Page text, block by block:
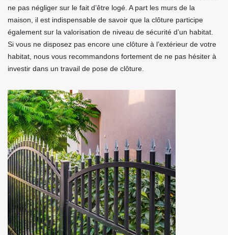
ne pas négliger sur le fait d’être logé. A part les murs de la
maison, il est indispensable de savoir que la clôture participe
également sur la valorisation de niveau de sécurité d’un habitat.
Si vous ne disposez pas encore une clôture à l’extérieur de votre
habitat, nous vous recommandons fortement de ne pas hésiter à
investir dans un travail de pose de clôture.